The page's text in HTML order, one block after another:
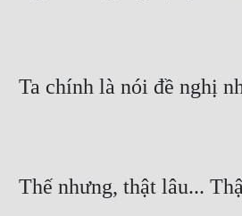
Ta chính là nói đề nghị
Thế nhưng, thật lâu...